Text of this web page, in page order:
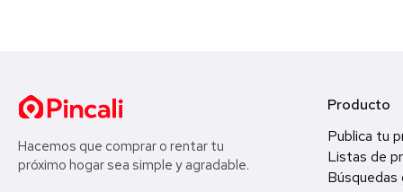
Hacemos que comprar o rentar tu
próximo hogar sea simple y agradable.
Producto
Publica tu
Listas de
Búsquedas